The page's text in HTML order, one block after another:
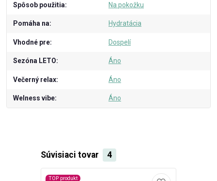
Spôsob použitia Na pokožku
Pomáha na Hydratácia
Vhodné pre Dospelí
Sezóna LETO Áno
Večerný relax Áno
Welness vibe Áno
Súvisiaci tovar 4
TOP produkt